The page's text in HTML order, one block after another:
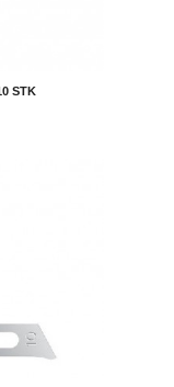
STK